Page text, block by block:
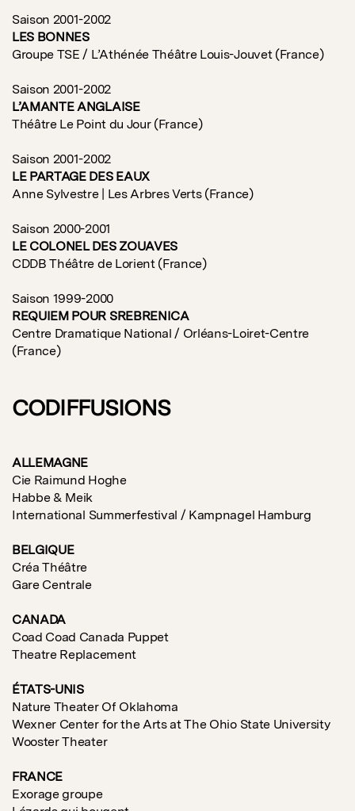
Saison 2001-2002
LES BONNES
Groupe TSE / L’Athénée Théâtre Louis-Jouvet (France)
Saison 2001-2002
L’AMANTE ANGLAISE
Théâtre Le Point du Jour (France)
Saison 2001-2002
LE PARTAGE DES EAUX
Anne Sylvestre | Les Arbres Verts (France)
Saison 2000-2001
LE COLONEL DES ZOUAVES
CDDB Théâtre de Lorient (France)
Saison 1999-2000
REQUIEM POUR SREBRENICA
Centre Dramatique National / Orléans-Loiret-Centre
(France)
CODIFFUSIONS
ALLEMAGNE
Cie Raimund Hoghe
Habbe & Meik
International Summerfestival / Kampnagel Hamburg
BELGIQUE
Créa Théâtre
Gare Centrale
CANADA
Coad Coad Canada Puppet
Theatre Replacement
ÉTATS-UNIS
Nature Theater Of Oklahoma
Wexner Center for the Arts at The Ohio State University
Wooster Theater
FRANCE
Exorage groupe